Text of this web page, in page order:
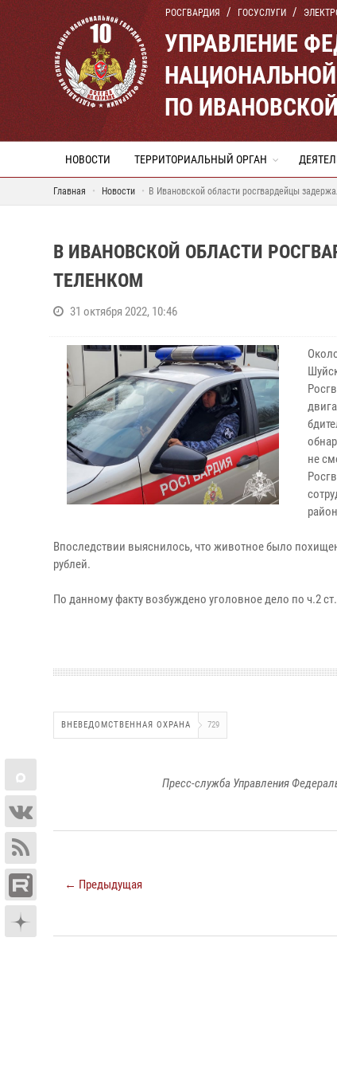
РОСГВАРДИЯ ГОСУСЛУГИ
УПРАВЛЕНИЕ
ПО
НОВОСТИ ТЕРРИТОРИАЛЬНЫЙ ОРГАН
Главная Новости В Ивановской области росгвардейцы
В ИВАНОВСКОЙ ОБЛАСТИ
ТЕЛЕНКОМ
31 октября 2022, 10:46
не
Впоследствии выяснилось, что животное было
рублей.
По данному факту возбуждено уголовное дело по ч.2
ВНЕВЕДОМСТВЕННАЯ ОХРАНА 729
Пресс-служба Управления
← Предыдущая